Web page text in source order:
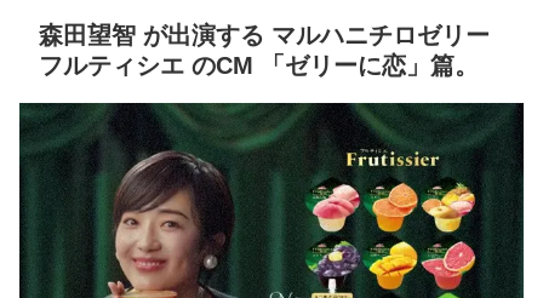
森田望智 が出演する マルハニチロゼリー
フルティシエ のCM 「ゼリーに恋」篇。